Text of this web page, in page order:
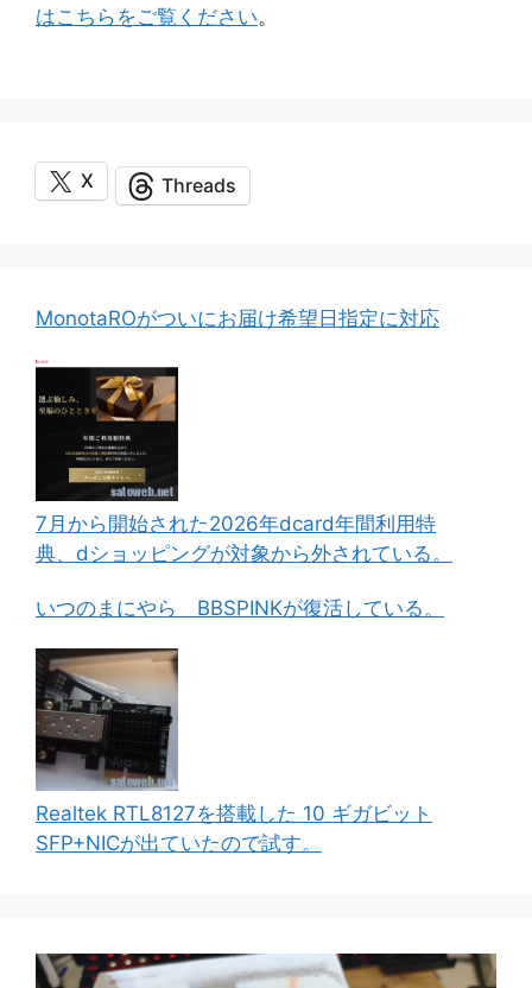
はこちらをご覧ください。
X Threads
MonotaROがついにお届け希望日指定に対応
7月から開始された2026年dcard年間利用特
典、dショッピングが対象から外されている。
いつのまにやら BBSPINKが復活している。
Realtek RTL8127を搭載した 10 ギガビット
SFP+NICが出ていたので試す。